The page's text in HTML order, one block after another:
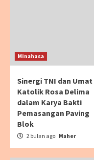
Minahasa
Sinergi TNI dan Umat
Katolik Rosa Delima
dalam Karya Bakti
Pemasangan Paving
Blok
2 bulan ago Maher